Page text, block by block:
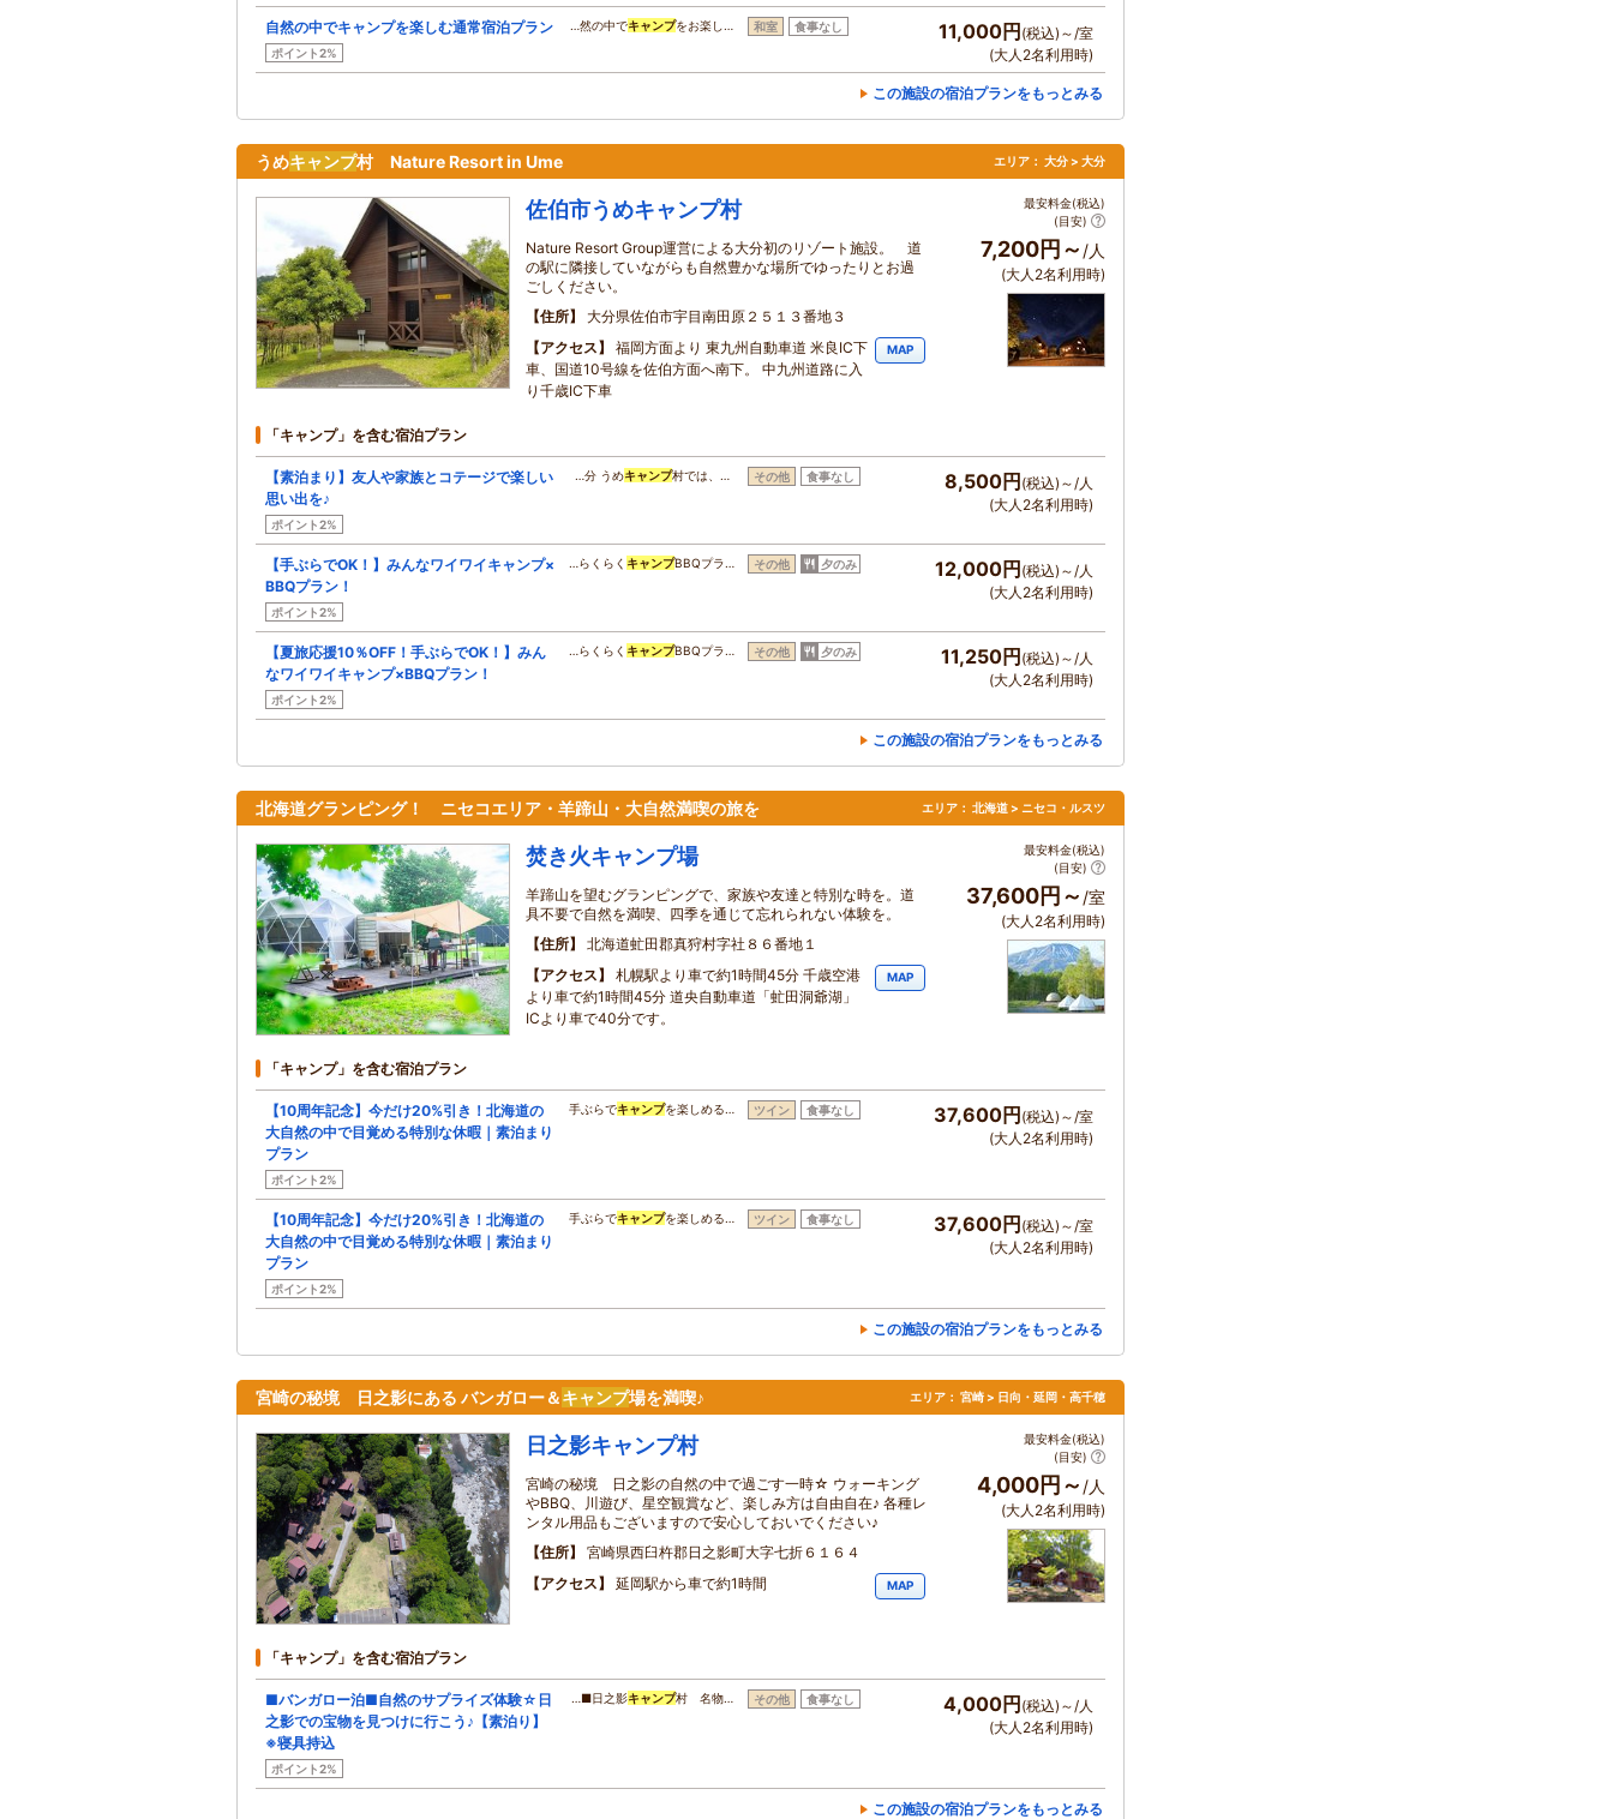
自然の中でキャンプを楽しむ通常宿泊プラン
ポイント2%
…然の中でキャンプをお楽し… 和室 食事なし 11,000円 (税込)～/室
(大人2名利用時)
この施設の宿泊プランをもっとみる
うめキャンプ村 Nature Resort in Ume エリア： 大分 > 大分
佐伯市うめキャンプ村
Nature Resort Group運営による大分初のリゾート施設。 道
の駅に隣接していながらも自然豊かな場所でゆったりとお過
ごしください。
住所
大分県佐伯市宇目南田原２５１３番地３
アクセス
福岡方面より 東九州自動車道 米良IC下
車、国道10号線を佐伯方面へ南下。 中九州道路に入
り千歳IC下車
MAP
最安料金(税込)
(目安)
7,200円～ /人
(大人2名利用時)
「キャンプ」を含む宿泊プラン
【素泊まり】友人や家族とコテージで楽しい
思い出を♪
ポイント2%
…分 うめキャンプ村では、… その他 食事なし 8,500円 (税込)～/人
(大人2名利用時)
【手ぶらでOK！】みんなワイワイキャンプ×
BBQプラン！
ポイント2%
…らくらく キャンプBBQプラ… その他 夕のみ 12,000円 (税込)～/人
(大人2名利用時)
【夏旅応援10％OFF！手ぶらでOK！】みん
なワイワイキャンプ×BBQプラン！
ポイント2%
…らくらく キャンプBBQプラ… その他 夕のみ 11,250円 (税込)～/人
(大人2名利用時)
この施設の宿泊プランをもっとみる
北海道グランピング！ ニセコエリア・羊蹄山・大自然満喫の旅を エリア： 北海道 > ニセコ・ルスツ
焚き火キャンプ場
羊蹄山を望むグランピングで、家族や友達と特別な時を。道
具不要で自然を満喫、四季を通じて忘れられない体験を。
住所
北海道虻田郡真狩村字社８６番地１
アクセス
札幌駅より車で約1時間45分 千歳空港
より車で約1時間45分 道央自動車道「虻田洞爺湖」
ICより車で40分です。
MAP
最安料金(税込)
(目安)
37,600円～ /室
(大人2名利用時)
「キャンプ」を含む宿泊プラン
【10周年記念】今だけ20%引き！北海道の
大自然の中で目覚める特別な休暇｜素泊まり
プラン
ポイント2%
手ぶらでキャンプを楽しめる… ツイン 食事なし 37,600円 (税込)～/室
(大人2名利用時)
【10周年記念】今だけ20%引き！北海道の
大自然の中で目覚める特別な休暇｜素泊まり
プラン
ポイント2%
手ぶらでキャンプを楽しめる… ツイン 食事なし 37,600円 (税込)～/室
(大人2名利用時)
この施設の宿泊プランをもっとみる
宮崎の秘境 日之影にある バンガロー＆キャンプ場を満喫♪ エリア： 宮崎 > 日向・延岡・高千穂
日之影キャンプ村
宮崎の秘境 日之影の自然の中で過ごす一時☆ ウォーキング
やBBQ、川遊び、星空観賞など、楽しみ方は自由自在♪ 各種レ
ンタル用品もございますので安心しておいでください♪
住所
宮崎県西臼杵郡日之影町大字七折６１６４
アクセス
延岡駅から車で約1時間 MAP
最安料金(税込)
(目安)
4,000円～ /人
(大人2名利用時)
「キャンプ」を含む宿泊プラン
■バンガロー泊■自然のサプライズ体験☆日
之影での宝物を見つけに行こう♪【素泊り】
※寝具持込
ポイント2%
…■日之影キャンプ村 名物… その他 食事なし 4,000円 (税込)～/人
(大人2名利用時)
この施設の宿泊プランをもっとみる